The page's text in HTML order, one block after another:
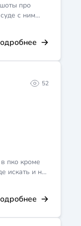
про
с ним
52
пко кроме
искать и на